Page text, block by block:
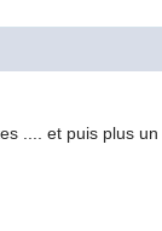
.... et puis plus